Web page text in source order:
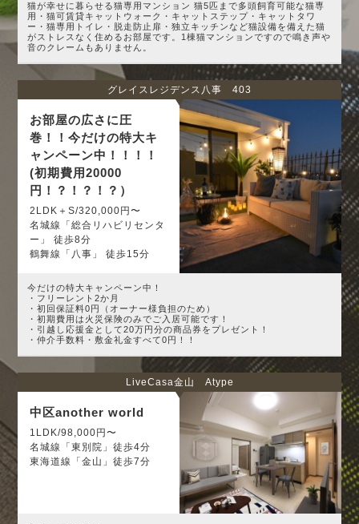
猫が幸せに暮らせる猫専用マンション 猫5匹まで多頭飼育可能な猫専
用・猫可賃貸キャットウォーク・キャットステップ・キャットタワ
ー・猫専用トイレ・脱走防止扉・独立キッチンなど猫設備を備えた猫
がストレスなく住めるお部屋です。1棟猫マンションですので鳴き声や
音のクレームもありません。
グレイスレジデンス八事 403
お部屋の広さに圧
巻！！今だけの特大キ
ャンペーン中！！！！
(初期費用20000
円！？！？！？）
2LDK＋S/320,000円〜
名城線「総合リハビリセンタ
ー」 徒歩8分
鶴舞線「八事」 徒歩15分
今だけの特大キャンペーン中！
・フリーレント2か月
・初回保証料0円（オーナー様負担のため）
・初期費用は火災保険のみでご入居可能です！
・引越し応援金として20万円分の商品券をプレゼント！
・仲介手数料・敷金礼金すべて0円！！
LiveCasa金山 Atype
中区another world
1LDK/98,000円〜
名城線「東別院」徒歩4分
東海道線「金山」徒歩7分